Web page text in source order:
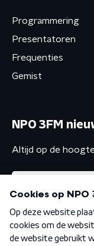
Programmering
Presentatoren
Frequenties
Gemist
NPO 3FM
Altijd op de